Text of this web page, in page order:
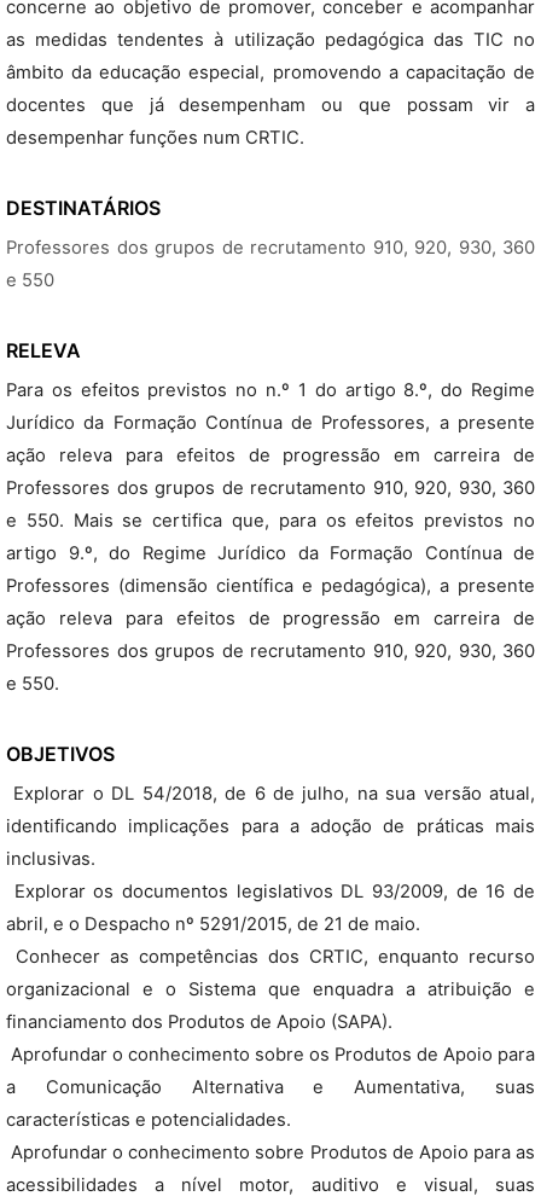
concerne ao objetivo de promover, conceber e acompanhar
as medidas tendentes à utilização pedagógica das TIC no
âmbito da educação especial, promovendo a capacitação de
docentes que já desempenham ou que possam vir a
desempenhar funções num CRTIC.
DESTINATÁRIOS
Professores dos grupos de recrutamento 910, 920, 930, 360
e 550
RELEVA
Para os efeitos previstos no n.º 1 do artigo 8.º, do Regime
Jurídico da Formação Contínua de Professores, a presente
ação releva para efeitos de progressão em carreira de
Professores dos grupos de recrutamento 910, 920, 930, 360
e 550. Mais se certifica que, para os efeitos previstos no
artigo 9.º, do Regime Jurídico da Formação Contínua de
Professores (dimensão científica e pedagógica), a presente
ação releva para efeitos de progressão em carreira de
Professores dos grupos de recrutamento 910, 920, 930, 360
e 550.
OBJETIVOS
 Explorar o DL 54/2018, de 6 de julho, na sua versão atual,
identificando implicações para a adoção de práticas mais
inclusivas.
 Explorar os documentos legislativos DL 93/2009, de 16 de
abril, e o Despacho nº 5291/2015, de 21 de maio.
 Conhecer as competências dos CRTIC, enquanto recurso
organizacional e o Sistema que enquadra a atribuição e
financiamento dos Produtos de Apoio (SAPA).
 Aprofundar o conhecimento sobre os Produtos de Apoio para
a Comunicação Alternativa e Aumentativa, suas
características e potencialidades.
 Aprofundar o conhecimento sobre Produtos de Apoio para as
acessibilidades a nível motor, auditivo e visual, suas